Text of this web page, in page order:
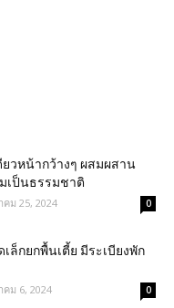
วหน้ากว้างๆ ผสมผสาน
เป็นธรรมชาติ
คม 25, 2024 0
ล็กยกพื้นเตี้ย มีระเบียงพัก
คม 6, 2024 0